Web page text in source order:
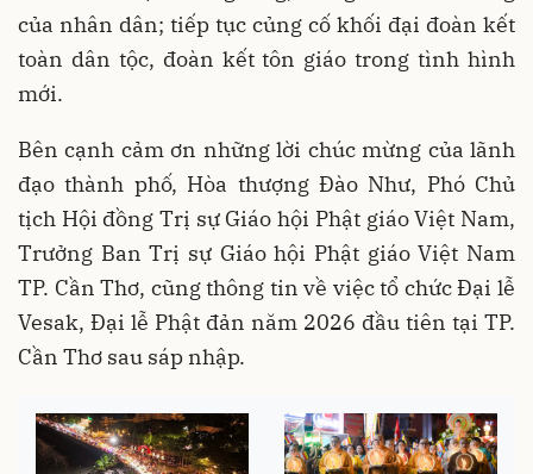
của nhân dân; tiếp tục củng cố khối đại đoàn kết
toàn dân tộc, đoàn kết tôn giáo trong tình hình
mới.
Bên cạnh cảm ơn những lời chúc mừng của lãnh
đạo thành phố, Hòa thượng Đào Như, Phó Chủ
tịch Hội đồng Trị sự Giáo hội Phật giáo Việt Nam,
Trưởng Ban Trị sự Giáo hội Phật giáo Việt Nam
TP. Cần Thơ, cũng thông tin về việc tổ chức Đại lễ
Vesak, Đại lễ Phật đản năm 2026 đầu tiên tại TP.
Cần Thơ sau sáp nhập.